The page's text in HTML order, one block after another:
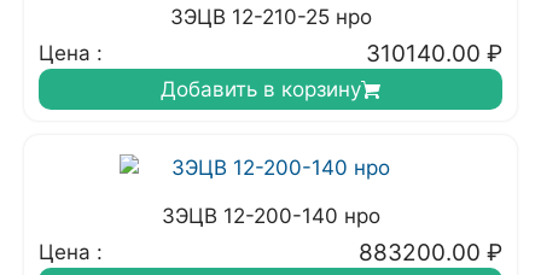
3ЭЦВ 12-210-25 нро
Цена :
310140.00 ₽
Добавить в корзину
3ЭЦВ 12-200-140 нро
Цена :
883200.00 ₽